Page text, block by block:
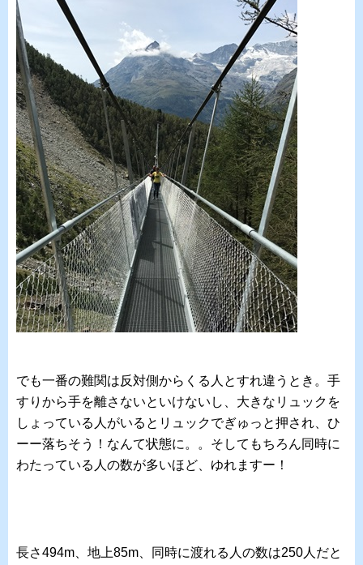
でも一番の難関は反対側からくる人とすれ違うとき。手
すりから手を離さないといけないし、大きなリュックを
しょっている人がいるとリュックでぎゅっと押され、ひ
ーー落ちそう！なんて状態に。。そしてもちろん同時に
わたっている人の数が多いほど、ゆれますー！
長さ494m、地上85m、同時に渡れる人の数は250人だと